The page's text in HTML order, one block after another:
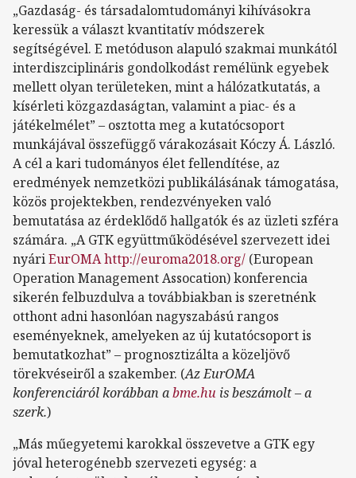
„Gazdaság- és társadalomtudományi kihívásokra
keressük a választ kvantitatív módszerek
segítségével. E metóduson alapuló szakmai munkától
interdiszciplináris gondolkodást remélünk egyebek
mellett olyan területeken, mint a hálózatkutatás, a
kísérleti közgazdaságtan, valamint a piac- és a
játékelmélet” – osztotta meg a kutatócsoport
munkájával összefüggő várakozásait Kóczy Á. László.
A cél a kari tudományos élet fellendítése, az
eredmények nemzetközi publikálásának támogatása,
közös projektekben, rendezvényeken való
bemutatása az érdeklődő hallgatók és az üzleti szféra
számára. „A GTK együttműködésével szervezett idei
nyáriEurOMAhttp://euroma2018.org/ (European
Operation Management Assocation) konferencia
sikerén felbuzdulva a továbbiakban is szeretnénk
otthont adni hasonlóan nagyszabású rangos
eseményeknek, amelyeken az új kutatócsoport is
bemutatkozhat” – prognosztizálta a közeljövő
törekvéseiről a szakember. (Az EurOMA
konferenciáról korábban abme.hu is beszámolt – a
szerk.)
„Más műegyetemi karokkal összevetve a GTK egy
jóval heterogénebb szervezeti egység: a